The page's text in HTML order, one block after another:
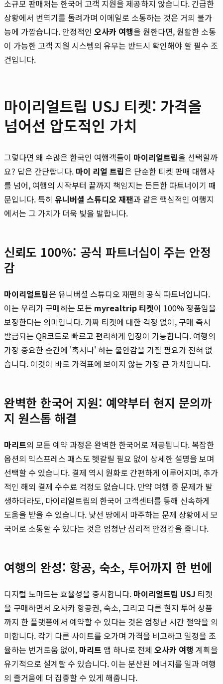
소규모 판매처는 한국어 고객 지원을 제공하지 않습니다. 긴급한
상황에서 번역기를 돌려가며 이메일로 소통하는 것은 거의 불가
능에 가깝습니다. 안정적인 오사카 여행을 원한다면, 원활한 소통
이 가능한 고객 지원 시스템의 유무는 반드시 확인해야 할 필수 조
건입니다.
마이리얼트립 USJ 티켓: 가격을
넘어선 압도적인 가치
그렇다면 왜 수많은 한국인 여행객들이 마이리얼트립을 선택할까
요? 답은 간단합니다. 마이 리얼 트립은 단순한 티켓 판매 대행사
를 넘어, 여행의 시작부터 끝까지 책임지는 든든한 파트너이기 때
문입니다. 특히 유니버셜 스튜디오 재팬과 같은 핵심적인 여행지
에서는 그 가치가 더욱 빛을 발합니다.
신뢰도 100%: 공식 파트너십이 주는 안정
감
마이리얼트립은 유니버셜 스튜디오 재팬의 공식 파트너입니다.
이는 우리가 구매하는 모든 myrealtrip 티켓이 100% 정품임을
보장한다는 의미입니다. 가짜 티켓에 대한 걱정 없이, 구매 즉시
발급되는 QR코드로 빠르고 편리하게 입장이 가능합니다. 여행의
가장 중요한 순간에 '혹시나' 하는 불안감을 가질 필요가 전혀 없
습니다. 이것이 바로 가격표에 보이지 않는 가장 큰 가치입니다.
완벽한 한국어 지원: 예약부터 현지 문의까
지 원스톱 해결
마리트의 모든 예약 과정은 완벽한 한국어로 제공됩니다. 복잡한
옵션의 익스프레스 패스도 헷갈릴 필요 없이 상세한 설명을 보며
선택할 수 있습니다. 결제 역시 원화로 간편하게 이루어지며, 추가
적인 해외 결제 수수료 걱정도 없습니다. 만약 여행 중 문제가 발
생하더라도, 마이리얼트립의 한국어 고객센터를 통해 신속하게
도움을 받을 수 있습니다. 낯선 땅에서 마주하는 문제 상황에서 모
국어로 소통할 수 있다는 것은 엄청난 심리적 안정감을 줍니다.
여행의 완성: 항공, 숙소, 투어까지 한 번에
디지털 노마드는 효율성을 중시합니다. 마이리얼트립 USJ 티켓
을 구매하면서 오사카 항공권, 숙소, 그리고 다른 현지 투어 상품
까지 한 플랫폼에서 예약할 수 있다는 것은 엄청난 시간 절약을 의
미합니다. 각기 다른 사이트를 오가며 가격을 비교하고 일정을 조
율하는 번거로움 없이, 마리트 앱 하나로 전체 오사카 여행 계획을
유기적으로 설계할 수 있습니다. 이는 분산된 에너지를 일과 여행
의 즐거움에 더 집중할 수 있게 해줍니다.